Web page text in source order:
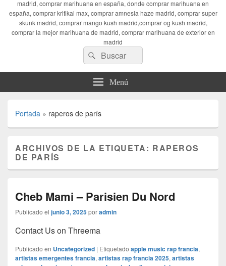
madrid, comprar marihuana en españa, donde comprar marihuana en
españa, comprar kritikal max, comprar amnesia haze madrid, comprar super
skunk madrid, comprar mango kush madrid,comprar og kush madrid,
comprar la mejor marihuana de madrid, comprar marihuana de exterior en
madrid
Buscar
por:
Buscar
Menú
Portada » raperos de parís
ARCHIVOS DE LA ETIQUETA: RAPEROS
DE PARÍS
Cheb Mami – Parisien Du Nord
Publicado el junio 3, 2025poradmin
Contact Us on Threema
Publicado en Uncategorized | Etiquetado apple music rap francia,
artistas emergentes francia, artistas rap francia 2025, artistas